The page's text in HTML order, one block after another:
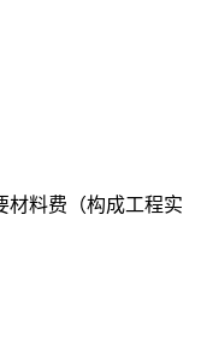
材料费（构成工程实